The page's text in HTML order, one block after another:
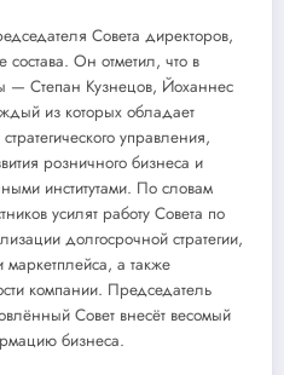
Совета директоров,
Он отметил, что в
— Степан Кузнецов, Йоханнес
из которых обладает
управления,
розничного бизнеса и
институтами. По словам
усилят работу Совета по
долгосрочной стратегии,
а также
компании. Председатель
Совет внесёт весомый
бизнеса.